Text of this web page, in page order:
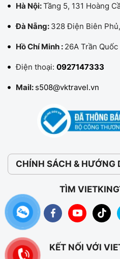
Hà Nội:Tầng 5, 131 Hoàng
Đà Nẵng: 328 Điện Biên
Hồ Chí Minh : 26A Trần
Điện thoại: 0927147333
Mail: s508@vktravel.vn
CHÍNH SÁCH & HƯỚNG
TÌM
KẾT NỐI VỚI